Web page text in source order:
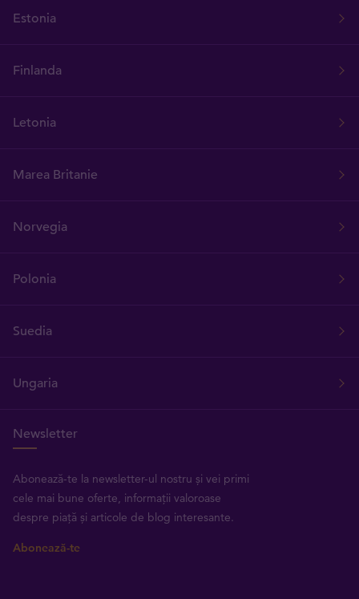
Estonia
Finlanda
Letonia
Marea Britanie
Norvegia
Polonia
Suedia
Ungaria
Newsletter
Abonează-te la newsletter-ul nostru și vei primi
cele mai bune oferte, informații valoroase
despre piață și articole de blog interesante.
Abonează-te